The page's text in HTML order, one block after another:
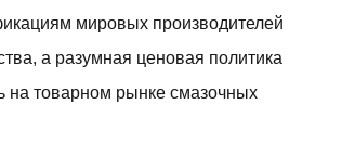
мировых производителей
а разумная ценовая политика
на товарном рынке смазочных